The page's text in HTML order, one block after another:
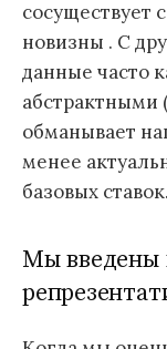
сосуществует
новизны . С
данные часто
абстрактными
обманывает
менее
базовых ставок.
Мы введены